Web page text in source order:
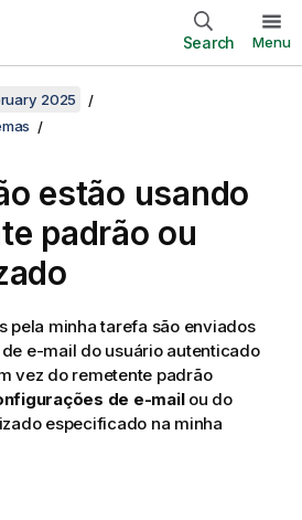
Search Menu
2025
estão usando
padrão ou
pela minha tarefa são enviados
e-mail do usuário autenticado
vez do remetente padrão
de e-mailou do
especificado na minha